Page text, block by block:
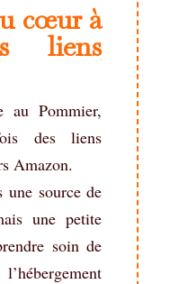
cœur à
liens
Pommier,
des liens
Amazon.
une source de
une petite
soin de